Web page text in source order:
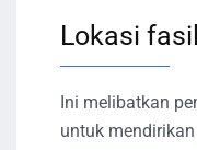
Lokasi
Ini melibatkan
untuk